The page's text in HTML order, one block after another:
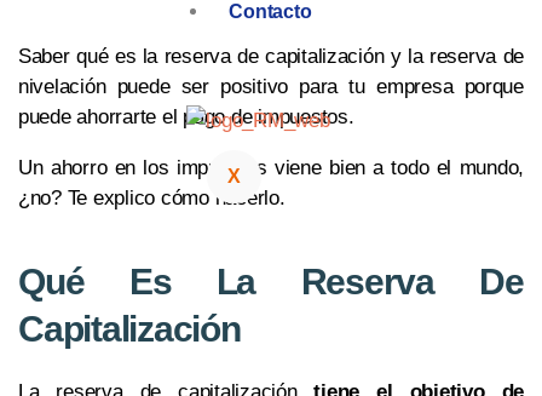
Contacto
X
Saber qué es la reserva de capitalización y la reserva de
nivelación puede ser positivo para tu empresa porque
puede ahorrarte el pago de impuestos.
Un ahorro en los impuestos viene bien a todo el mundo,
¿no? Te explico cómo hacerlo.
Qué Es La Reserva De
Capitalización